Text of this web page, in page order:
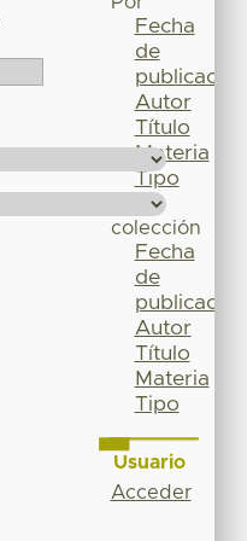
Fecha
de
publicación
Autor
Título
Materia
Tipo
colección
Fecha
de
publicación
Autor
Título
Materia
Tipo
Usuario
Acceder